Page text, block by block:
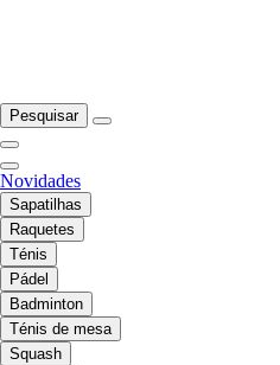
Pesquisar
Novidades
Sapatilhas
Raquetes
Ténis
Pádel
Badminton
Ténis de mesa
Squash